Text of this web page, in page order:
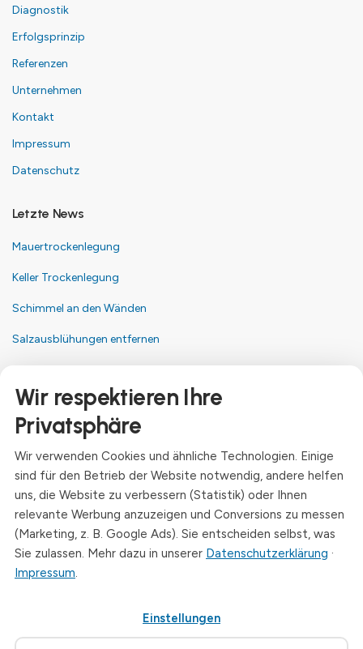
Diagnostik
Erfolgsprinzip
Referenzen
Unternehmen
Kontakt
Impressum
Datenschutz
Letzte News
Mauertrockenlegung
Keller Trockenlegung
Schimmel an den Wänden
Salzausblühungen entfernen
Anschrift
Dresdner Straße 24, 09577 Niederwiesa
Telefon
+49 (0)3726 - 720 560
E-Mail
info@drymat.de
Öffnungszeiten
Mo-Fr: 08:00 - 15:00 Uhr
Wir respektieren Ihre
Privatsphäre
Wir verwenden Cookies und ähnliche Technologien. Einige
sind für den Betrieb der Website notwendig, andere helfen
uns, die Website zu verbessern (Statistik) oder Ihnen
relevante Werbung anzuzeigen und Conversions zu messen
(Marketing, z. B. Google Ads). Sie entscheiden selbst, was
Sie zulassen. Mehr dazu in unserer Datenschutzerklärung ·
Impressum.
Einstellungen